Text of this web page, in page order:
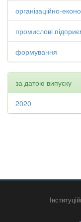
організаційно-
промислові
формування
за датою випуску
2020